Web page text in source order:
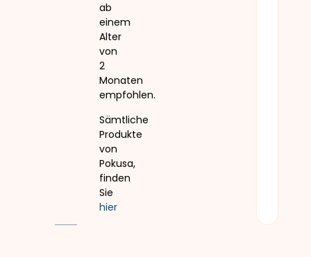
ab
einem
Alter
von
2
Monaten
empfohlen.
Sämtliche
Produkte
von
Pokusa,
finden
Sie
hier